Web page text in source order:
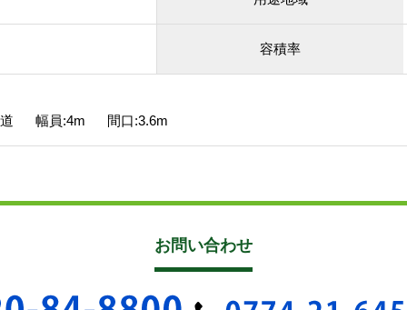
容積率
道 幅員:4m 間口:3.6m
お問い合わせ